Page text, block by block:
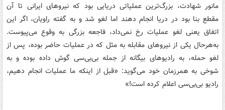
مانور شهادت، بزرگ‌ترین عملیاتی دریایی بود که نیروهای ایرانی تا آن
مقطع بنا بود در دریا انجام دهند اما لغو شد و به گفته راویان، اگر این
اتفاق یعنی لغو عملیات رخ نمی‌داد، فاجعه بزرگی به وقوع می‌پیوست.
به‌هرحال یکی از نیروهای مقابله به مثل که در عملیات حاضر بوده، پس از
لغو حمله، به رادیوهای بیگانه از جمله بی‌بی‌سی گوش داده بوده و به
شوخی به همرزمان خود می‌گوید: «قبل از اینکه ما عملیات انجام دهیم،
رادیو بی‌بی‌سی اعلام کرده است!»